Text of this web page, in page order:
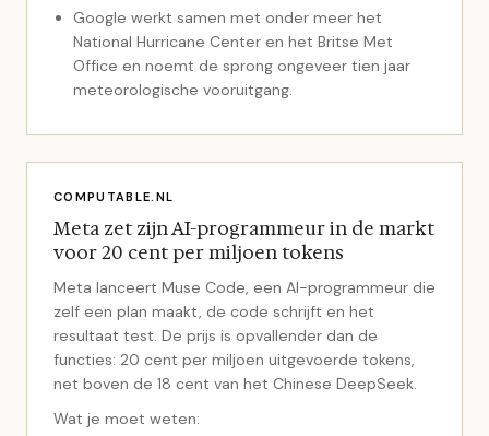
Google werkt samen met onder meer het
National Hurricane Center en het Britse Met
Office en noemt de sprong ongeveer tien jaar
meteorologische vooruitgang.
COMPUTABLE.NL
Meta zet zijn AI-programmeur in de markt
voor 20 cent per miljoen tokens
Meta lanceert Muse Code, een AI-programmeur die
zelf een plan maakt, de code schrijft en het
resultaat test. De prijs is opvallender dan de
functies: 20 cent per miljoen uitgevoerde tokens,
net boven de 18 cent van het Chinese DeepSeek.
Wat je moet weten: